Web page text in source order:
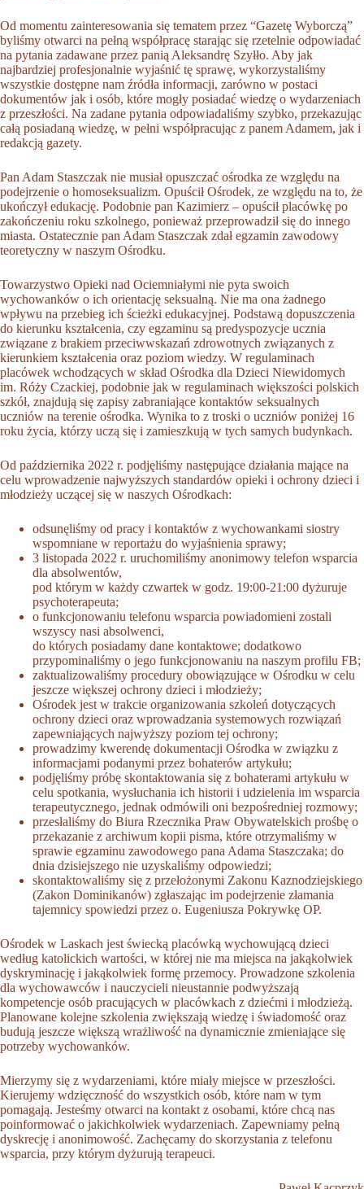
Od momentu zainteresowania się tematem przez “Gazetę Wyborczą”
byliśmy otwarci na pełną współpracę starając się rzetelnie odpowiadać
na pytania zadawane przez panią Aleksandrę Szyłło. Aby jak
najbardziej profesjonalnie wyjaśnić tę sprawę, wykorzystaliśmy
wszystkie dostępne nam źródła informacji, zarówno w postaci
dokumentów jak i osób, które mogły posiadać wiedzę o wydarzeniach
z przeszłości. Na zadane pytania odpowiadaliśmy szybko, przekazując
całą posiadaną wiedzę, w pełni współpracując z panem Adamem, jak i
redakcją gazety.
Pan Adam Staszczak nie musiał opuszczać ośrodka ze względu na
podejrzenie o homoseksualizm. Opuścił Ośrodek, ze względu na to, że
ukończył edukację. Podobnie pan Kazimierz – opuścił placówkę po
zakończeniu roku szkolnego, ponieważ przeprowadził się do innego
miasta. Ostatecznie pan Adam Staszczak zdał egzamin zawodowy
teoretyczny w naszym Ośrodku.
Towarzystwo Opieki nad Ociemniałymi nie pyta swoich
wychowanków o ich orientację seksualną. Nie ma ona żadnego
wpływu na przebieg ich ścieżki edukacyjnej. Podstawą dopuszczenia
do kierunku kształcenia, czy egzaminu są predyspozycje ucznia
związane z brakiem przeciwwskazań zdrowotnych związanych z
kierunkiem kształcenia oraz poziom wiedzy. W regulaminach
placówek wchodzących w skład Ośrodka dla Dzieci Niewidomych
im. Róży Czackiej, podobnie jak w regulaminach większości polskich
szkół, znajdują się zapisy zabraniające kontaktów seksualnych
uczniów na terenie ośrodka. Wynika to z troski o uczniów poniżej 16
roku życia, którzy uczą się i zamieszkują w tych samych budynkach.
Od października 2022 r. podjęliśmy następujące działania mające na
celu wprowadzenie najwyższych standardów opieki i ochrony dzieci i
młodzieży uczącej się w naszych Ośrodkach:
odsunęliśmy od pracy i kontaktów z wychowankami siostry
wspomniane w reportażu do wyjaśnienia sprawy;
3 listopada 2022 r. uruchomiliśmy anonimowy telefon wsparcia
dla absolwentów,
pod którym w każdy czwartek w godz. 19:00-21:00 dyżuruje
psychoterapeuta;
o funkcjonowaniu telefonu wsparcia powiadomieni zostali
wszyscy nasi absolwenci,
do których posiadamy dane kontaktowe; dodatkowo
przypominaliśmy o jego funkcjonowaniu na naszym profilu FB;
zaktualizowaliśmy procedury obowiązujące w Ośrodku w celu
jeszcze większej ochrony dzieci i młodzieży;
Ośrodek jest w trakcie organizowania szkoleń dotyczących
ochrony dzieci oraz wprowadzania systemowych rozwiązań
zapewniających najwyższy poziom tej ochrony;
prowadzimy kwerendę dokumentacji Ośrodka w związku z
informacjami podanymi przez bohaterów artykułu;
podjęliśmy próbę skontaktowania się z bohaterami artykułu w
celu spotkania, wysłuchania ich historii i udzielenia im wsparcia
terapeutycznego, jednak odmówili oni bezpośredniej rozmowy;
przesłaliśmy do Biura Rzecznika Praw Obywatelskich prośbę o
przekazanie z archiwum kopii pisma, które otrzymaliśmy w
sprawie egzaminu zawodowego pana Adama Staszczaka; do
dnia dzisiejszego nie uzyskaliśmy odpowiedzi;
skontaktowaliśmy się z przełożonymi Zakonu Kaznodziejskiego
(Zakon Dominikanów) zgłaszając im podejrzenie złamania
tajemnicy spowiedzi przez o. Eugeniusza Pokrywkę OP.
Ośrodek w Laskach jest świecką placówką wychowującą dzieci
według katolickich wartości, w której nie ma miejsca na jakąkolwiek
dyskryminację i jakąkolwiek formę przemocy. Prowadzone szkolenia
dla wychowawców i nauczycieli nieustannie podwyższają
kompetencje osób pracujących w placówkach z dziećmi i młodzieżą.
Planowane kolejne szkolenia zwiększają wiedzę i świadomość oraz
budują jeszcze większą wrażliwość na dynamicznie zmieniające się
potrzeby wychowanków.
Mierzymy się z wydarzeniami, które miały miejsce w przeszłości.
Kierujemy wdzięczność do wszystkich osób, które nam w tym
pomagają. Jesteśmy otwarci na kontakt z osobami, które chcą nas
poinformować o jakichkolwiek wydarzeniach. Zapewniamy pełną
dyskrecję i anonimowość. Zachęcamy do skorzystania z telefonu
wsparcia, przy którym dyżurują terapeuci.